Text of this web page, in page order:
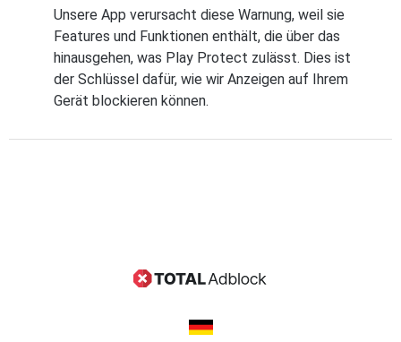
Unsere App verursacht diese Warnung, weil sie
Features und Funktionen enthält, die über das
hinausgehen, was Play Protect zulässt. Dies ist
der Schlüssel dafür, wie wir Anzeigen auf Ihrem
Gerät blockieren können.